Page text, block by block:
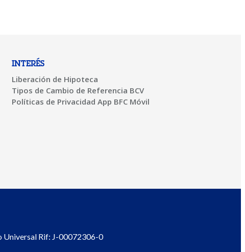
INTERÉS
Liberación de Hipoteca
Tipos de Cambio de Referencia BCV
Políticas de Privacidad App BFC Móvil
Universal Rif: J-00072306-0